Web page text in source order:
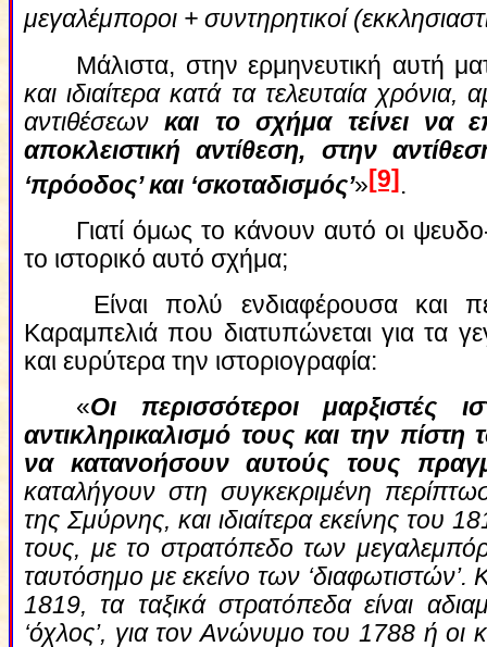
μεγαλέμποροι + συντηρητικοί
Μάλιστα, στην ερμηνευτική αυτή
και ιδιαίτερα κατά τα τελευταία
αντιθέσεωνκαι το σχήμα τείνει να
αποκλειστική αντίθεση, στην
‘πρόοδος’ και ‘σκοταδισμός’» [9] .
Γιατί όμως το κάνουν αυτό οι
το ιστορικό αυτό σχήμα;
Είναι πολύ ενδιαφέρουσα και
Καραμπελιά που διατυπώνεται για τα
και ευρύτερα την ιστοριογραφία:
«Οι περισσότεροι μαρξιστές
αντικληρικαλισμό τους και την
να κατανοήσουν αυτούς τους
καταλήγουν στη συγκεκριμένη
της Σμύρνης, και ιδιαίτερα εκείνης του
τους, με το στρατόπεδο των
ταυτόσημο με εκείνο των
1819, τα ταξικά στρατόπεδα είναι
‘όχλος’, για τον Ανώνυμο του 1788 ή οι